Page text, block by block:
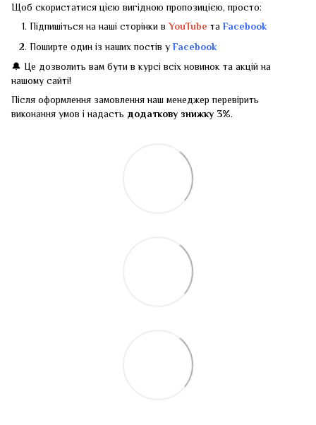
Щоб скористатися цією вигідною пропозицією, просто:
Підпишіться на наші сторінки вYouTube та Facebook
Поширте один із наших постів у Facebook
🔔 Це дозволить вам бути в курсі всіх новинок та акцій на
нашому сайті!
Після оформлення замовлення наш менеджер перевірить
виконання умов і надасть додаткову знижку 3%.